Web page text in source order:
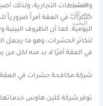
تحسين
محركات
البحث
والنشاطات التجارية، ولذلك
حشرات في العقة أمراً ضرورياً
اليومية. كما أن الظروف البيئية
لتكاثر الحشرات، وهو ما يجعل
في العقة أمرًا لا بد منه لكل من
شركة مكافحة حشرات في العقة
توفر شركة كلين هاوس خدماتها